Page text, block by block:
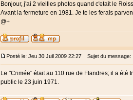
Bonjour, j'ai 2 vieilles photos quand c'etait le
Avant la fermeture en 1981. Je te les ferais
@+
Posté le: Jeu 30 Juil 2009 22:27 Sujet du message:
Le "Crimée" était au 110 rue de Flandres; il a
public le 23 juin 1971.